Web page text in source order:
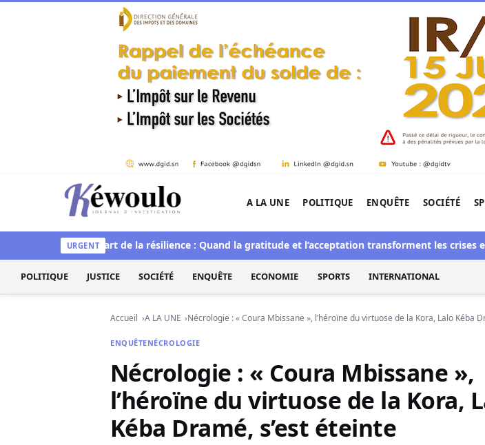
Aller au contenu
Kéwoulo, le premier site d'information et d'investigation de l'Afrique.
A LA UNE POLITIQUE ENQUÊTE SOCIÉTÉ
URGENT
L’art de la résilience : Quand la gratitude et l’acceptation transforment les crises en
POLITIQUE JUSTICE SOCIÉTÉ ENQUÊTE ECONOMIE SPORTS INTERNATIONAL
Accueil A LA UNE Nécrologie : « Coura Mbissane », l’héroïne du virtuose de la Kora, Lalo Kéba
ENQUÊTENÉCROLOGIE
Nécrologie : « Coura Mbissane »,
l’héroïne du virtuose de la Kora,
Kéba Dramé, s’est éteinte